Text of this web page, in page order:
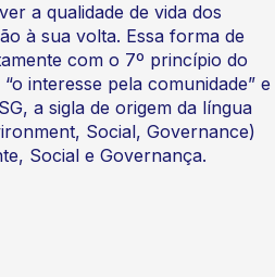
a qualidade de vida dos
à sua volta. Essa forma de
com o 7º princípio do
interesse pela comunidade” e
a sigla de origem da língua
Social, Governance)
Social e Governança.